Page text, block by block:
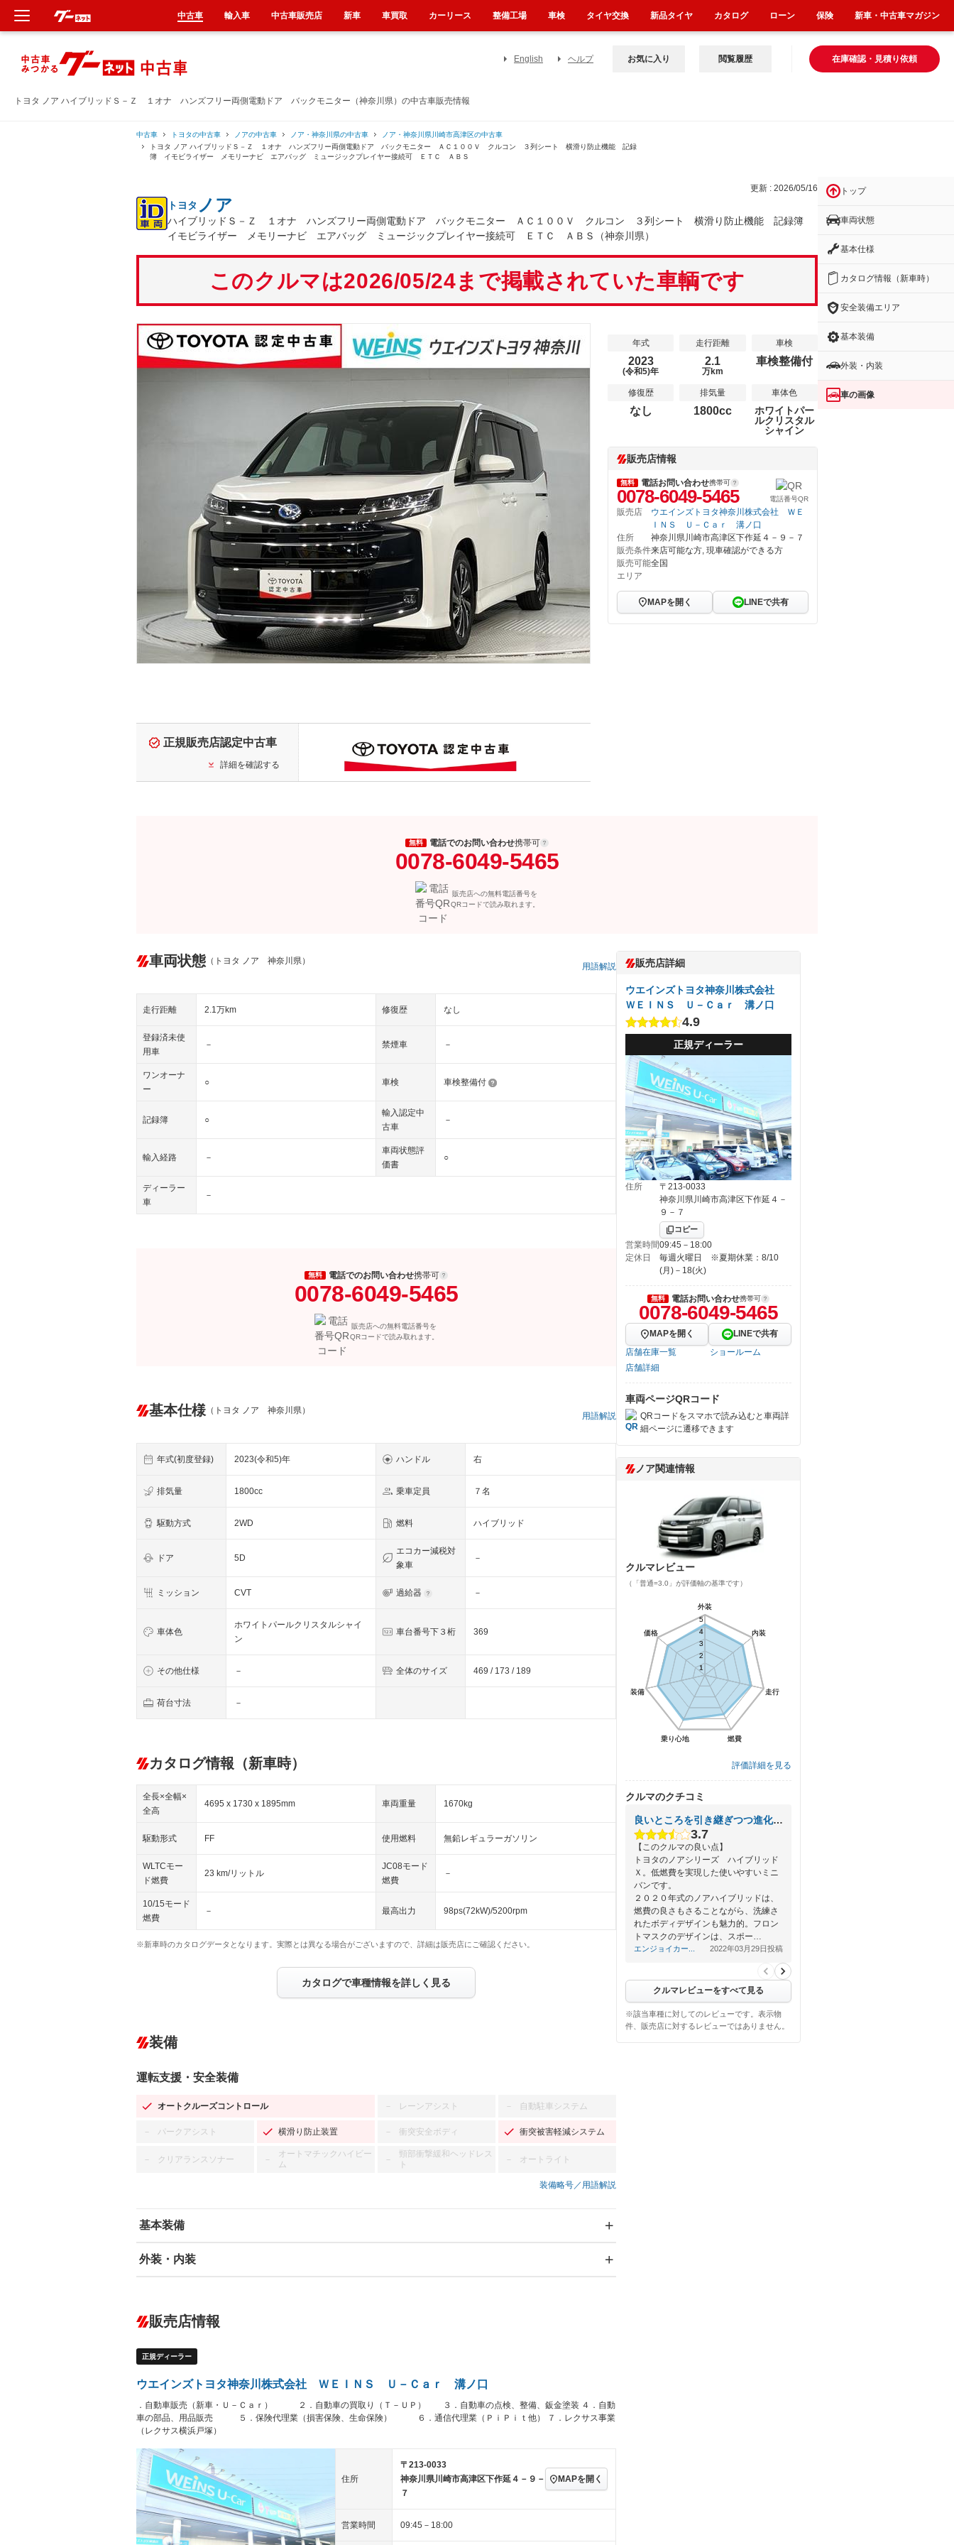
トヨタ ノア ハイブリッドＳ－Ｚ １オナ ハンズフリー両側電動ドア バックモニター（神奈川県）の中古車販売情報
English ヘルプ 在庫確認・見積り依頼
お気に入り 閲覧履歴
中古車 トヨタの中古車 ノアの中古車 ノア・神奈川県の中古車
ノア・神奈川県川崎市高津区の中古車
トヨタ ノア ハイブリッドＳ－Ｚ １オナ ハンズフリー両側電動ドア バックモニター ＡＣ１００Ｖ クルコン ３列シート 横滑り防止機能 記録
簿 イモビライザー メモリーナビ エアバッグ ミュージックプレイヤー接続可 ＥＴＣ ＡＢＳ
更新 : 2026/05/16
トヨタ ノア
ハイブリッドＳ－Ｚ １オナ ハンズフリー両側電動ドア バックモニター ＡＣ１００Ｖ クルコン ３列シート 横滑り防止機能 記録簿
イモビライザー メモリーナビ エアバッグ ミュージックプレイヤー接続可 ＥＴＣ ＡＢＳ（神奈川県）
このクルマは2026/05/24まで掲載されていた車輌です
正規販売店認定中古車
詳細を確認する
年式
2023
(令和5)年
走行距離
2.1
万km
車検
車検整備付
修復歴
なし
排気量
1800cc
車体色
ホワイトパー
ルクリスタル
シャイン
販売店情報
無料 電話お問い合わせ携帯可
0078-6049-5465 電話番号QR
販売店
ウエインズトヨタ神奈川株式会社 ＷＥ
ＩＮＳ Ｕ－Ｃａｒ 溝ノ口
住所
神奈川県川崎市高津区下作延４－９－７
販売条件来店可能な方, 現車確認ができる方
販売可能
エリア
全国
MAPを開く LINEで共有
無料 電話でのお問い合わせ携帯可
0078-6049-5465
販売店への無料電話番号を
QRコードで読み取れます。
車両状態 （トヨタ ノア 神奈川県）
用語解説
走行距離 2.1万km 修復歴 なし
登録済未使
用車
－ 禁煙車 －
ワンオーナ
ー
○ 車検 車検整備付
記録簿 ○
輸入認定中
古車
－
輸入経路 －
車両状態評
価書
○
ディーラー
車
－
無料 電話でのお問い合わせ携帯可
0078-6049-5465
販売店への無料電話番号を
QRコードで読み取れます。
基本仕様 （トヨタ ノア 神奈川県）
用語解説
年式(初度登録) 2023(令和5)年 ハンドル 右
排気量 1800cc 乗車定員 ７名
駆動方式 2WD 燃料 ハイブリッド
ドア 5D
エコカー減税対
象車
－
ミッション CVT 過給器 －
車体色
ホワイトパールクリスタルシャイ
ン
車台番号下３桁 369
その他仕様 － 全体のサイズ 469 / 173 / 189
荷台寸法 －
カタログ情報（新車時）
全長×全幅×
全高
4695 x 1730 x 1895mm 車両重量 1670kg
駆動形式 FF 使用燃料 無鉛レギュラーガソリン
WLTCモー
ド燃費
23 km/リットル
JC08モード
燃費
－
10/15モード
燃費
－ 最高出力 98ps(72kW)/5200rpm
※新車時のカタログデータとなります。実際とは異なる場合がございますので、詳細は販売店にご確認ください。
カタログで車種情報を詳しく見る
装備
運転支援・安全装備
オートクルーズコントロール － レーンアシスト － 自動駐車システム
－ パークアシスト 横滑り防止装置 － 衝突安全ボディ 衝突被害軽減システム
－ クリアランスソナー －
オートマチックハイビー
ム
－
頸部衝撃緩和ヘッドレス
ト
－ オートライト
装備略号／用語解説
基本装備
エアバッグ：運転席/助手席/サイド
－ ダウンヒルアシストコントロール
－ Bluetooth接続
－ レンタカーアップ － 展示・試乗車 － 電動格納ミラー
装備略号／用語解説
外装・内装
オーディオ：CDまたはCDチェンジャー／ミュージック
プレイヤー接続可
－
ヘッドライトウォッシャ
ー
LEDヘッドランプ － HID(キセノンライト) － ポータブルナビ
ETC － エアロ スマートキー － ローダウン
－ ランフラットタイヤ
－ フルフラットシート
－ シートヒーター 後席モニター － 電動リアゲート
－ フロントカメラ － シートエアコン
－ ルーフレール － エアサスペンション
販売店情報
正規ディーラー
ウエインズトヨタ神奈川株式会社 ＷＥＩＮＳ Ｕ－Ｃａｒ 溝ノ口
．自動車販売（新車・Ｕ－Ｃａｒ） ２．自動車の買取り（Ｔ－ＵＰ） ３．自動車の点検、整備、鈑金塗装 ４．自動
車の部品、用品販売 ５．保険代理業（損害保険、生命保険） ６．通信代理業（ＰｉＰｉｔ他） ７．レクサス事業
（レクサス横浜戸塚）
住所
〒213-0033
神奈川県川崎市高津区下作延４－９－
７
MAPを開く
営業時間 09:45－18:00
販売店詳細
ウエインズトヨタ神奈川株式会社
ＷＥＩＮＳ Ｕ－Ｃａｒ 溝ノ口
4.9
正規ディーラー
住所
〒213-0033
神奈川県川崎市高津区下作延４－
９－７
コピー
営業時間09:45－18:00
定休日
毎週火曜日 ※夏期休業：8/10
(月)－18(火)
無料 電話お問い合わせ携帯可
0078-6049-5465
MAPを開く
LINEで共有
店舗在庫一覧
ショールーム
店舗詳細
車両ページQRコード
QRコードをスマホで読み込むと車両詳
細ページに遷移できます
ノア関連情報
クルマレビュー
（「普通=3.0」が評価軸の基準です）
外装
内装
走行
燃費
乗り心地
装備
価格
1
2
3
4
5
外装
内装
走行
燃費
乗り心地
装備
価格
1
2
3
4
5
評価詳細を見る
クルマのクチコミ
良いところを引き継ぎつつ進化しているトヨタのノア
3.7
【このクルマの良い点】
トヨタのノアシリーズ ハイブリッド
Ｘ。低燃費を実現した使いやすいミニ
バンです。
２０２０年式のノアハイブリッドは、
燃費の良さもさることながら、洗練さ
れたボディデザインも魅力的。フロン
トマスクのデザインは、スポー…
エンジョイカー... 2022年03月29日投稿
クルマレビューをすべて見る
※該当車種に対してのレビューです。表示物
件、販売店に対するレビューではありません。
トップ
車両状態
基本仕様
カタログ情報（新車時）
安全装備エリア
基本装備
外装・内装
車の画像
中古車 輸入車 中古車販売店 新車 車買取 カーリース 整備工場 車検 タイヤ交換 新品タイヤ カタログ ローン 保険 新車・中古車マガジン
新車
中古車